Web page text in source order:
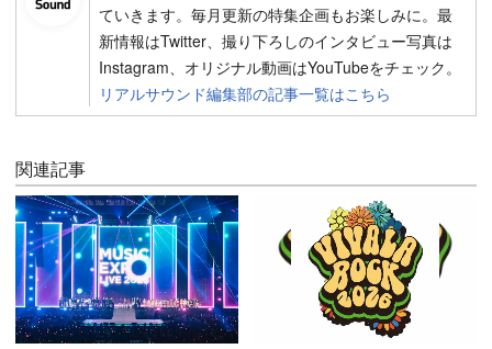
ていきます。毎月更新の特集企画もお楽しみに。最
新情報はTwitter、撮り下ろしのインタビュー写真は
Instagram、オリジナル動画はYouTubeをチェック。
リアルサウンド編集部の記事一覧はこちら
関連記事